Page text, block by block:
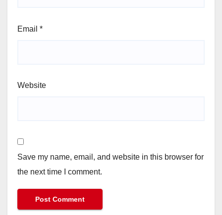
Email *
Website
Save my name, email, and website in this browser for
the next time I comment.